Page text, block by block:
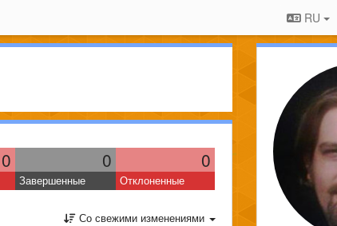
RU
0 0 0
Завершенные Отклоненные
Со свежими изменениями